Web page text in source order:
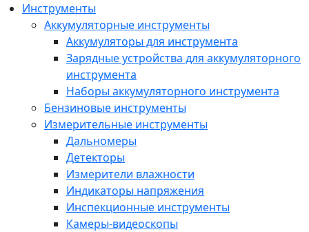
Инструменты
Аккумуляторные инструменты
Аккумуляторы для инструмента
Зарядные устройства для аккумуляторного
инструмента
Наборы аккумуляторного инструмента
Бензиновые инструменты
Измерительные инструменты
Дальномеры
Детекторы
Измерители влажности
Индикаторы напряжения
Инспекционные инструменты
Камеры-видеоскопы